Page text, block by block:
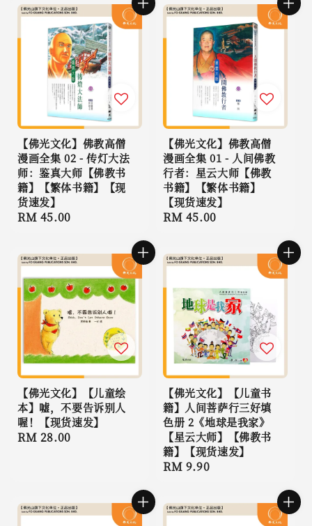
【佛光文化】佛教高僧
漫画全集 02 - 传灯大法
师：鉴真大师【佛教书
籍】【繁体书籍】【现
货速发】
Regular
RM 45.00
【佛光文化】佛教高僧
漫画全集 01 - 人间佛教
行者：星云大师【佛教
书籍】【繁体书籍】
【现货速发】
Regular
RM 45.00
【佛光文化】【儿童绘
本】嘘，不要告诉别人
喔！【现货速发】
Regular
RM 28.00
【佛光文化】【儿童书
籍】人间菩萨行三好填
色册 2《地球是我家》
【星云大师】【佛教书
籍】【现货速发】
Regular
RM 9.90